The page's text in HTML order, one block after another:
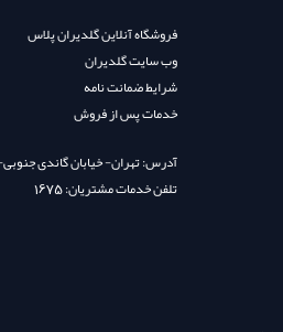
فروشگاه آنلاین گلدیران پلاس
وب سایت گلدیران
شرایط ضمانت نامه
خدمات پس از فروش
آدرس: تهران- خیابان گاندی
تلفن خدمات مشتریان: 1675